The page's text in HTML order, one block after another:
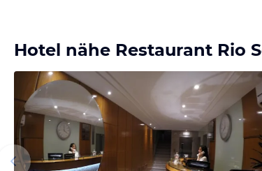
Hotel nähe Restaurant Rio